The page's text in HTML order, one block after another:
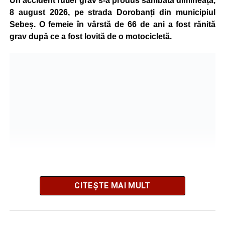
8 august 2026, pe strada Dorobanți din municipiul
Sebeș. O femeie în vârstă de 66 de ani a fost rănită
grav după ce a fost lovită de o motocicletă.
CITEȘTE MAI MULT